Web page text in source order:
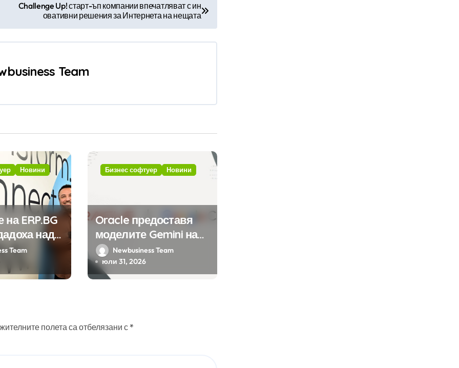
Challenge Up! старт-ъп компании впечатляват с ин
овативни решения за Интернета на нещата
Team
Новини
на ERP.BG
над
за
с
Team
Бизнес софтуер Новини
Oracle предоставя
моделите Gemini на
Google на хиляди
клиенти на бизнес
приложения
Newbusiness Team
юли 31, 2026
полета са отбелязани с *